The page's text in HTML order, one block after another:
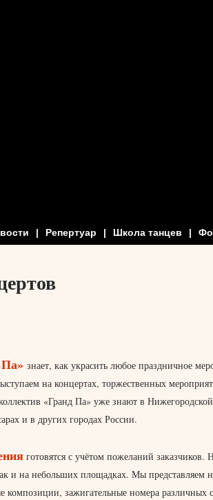
| Репертуар | Школа танцев |
знает, как украсить любое праздничное
на концертах, торжественных
«Гранд Па» уже знают в
и в других городах России.
готовятся с учётом пожеланий
и на небольших площадках. Мы представляем
композиции, зажигательные номера различных